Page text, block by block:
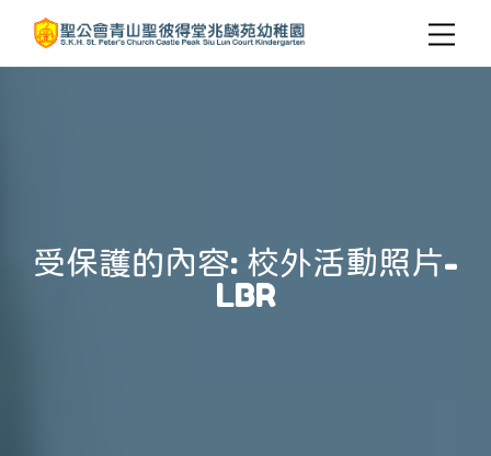
受保護的內容: 校外活動照片-
LBR